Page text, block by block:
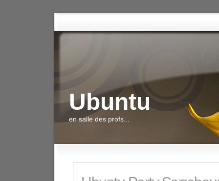
Ubuntu
en salle des profs...